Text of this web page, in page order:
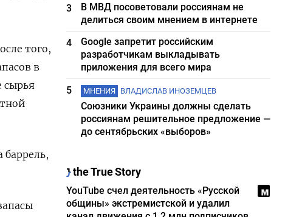
того,
в
сырья
3
В МВД посоветовали россиянам не
делиться своим мнением в интернете
4
Google запретит российским
разработчикам выкладывать
приложения для всего мира
5
МНЕНИЯ ВЛАДИСЛАВ ИНОЗЕМЦЕВ
Союзники Украины должны сделать
россиянам решительное предложение —
до сентябрьских «выборов»